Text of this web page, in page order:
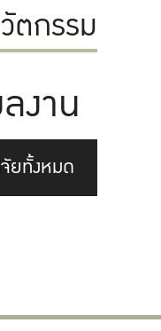
ตกรรม
งาน
ยทั้งหมด